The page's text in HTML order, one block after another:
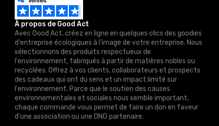
À propos de Good Act
Avec Good Act, créez en ligne en quelques clics des goodies
d'entreprise écologiques à l'image de votre entreprise. Nous
sélectionnons des produits respectueux de
l'environnement, fabriqués à partir de matières nobles ou
recyclées. Offrez à vos clients, collaborateurs et prospects
des cadeaux qui ont du sens et un impact limité sur
l'environnement. Parce que le soutien des causes
environnementales et sociales nous semble important,
chaque commande vous permet de faire un don en faveur
d'une association ou une ONG partenaire.